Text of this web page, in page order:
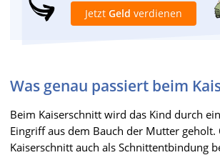
Jetzt Geld verdienen
Was genau passiert beim
Beim Kaiserschnitt wird das Kind durch
Eingriff aus dem Bauch der Mutter
Kaiserschnitt auch als Schnittentbindung